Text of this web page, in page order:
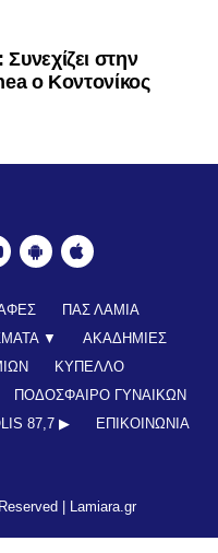
στην
ο Κοντονίκος
ΠΑΣ ΛΑΜΙΑ
▼
ΑΚΑΔΗΜΙΕΣ
ΚΥΠΕΛΛΟ
ΠΟΔΟΣΦΑΙΡΟ ΓΥΝΑΙΚΩΝ
87,7 ▶︎ ΕΠΙΚΟΙΝΩΝΊΑ
| Lamiara.gr